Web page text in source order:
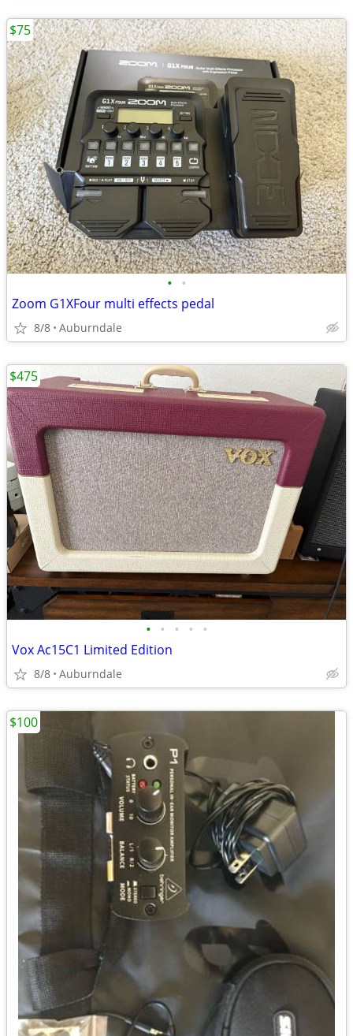
• •
Zoom G1XFour multi effects pedal
8/8 Auburndale
$75
• • • • •
Vox Ac15C1 Limited Edition
8/8 Auburndale
$475
$100